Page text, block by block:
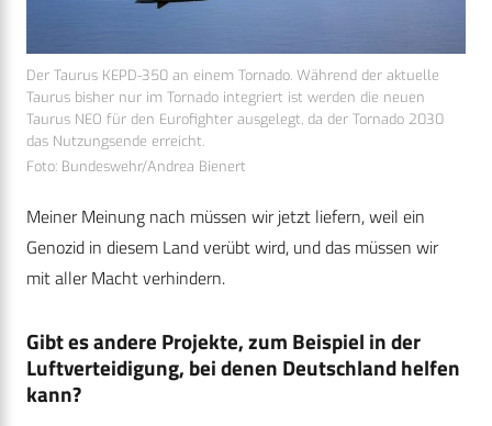
Der Taurus KEPD-350 an einem Tornado. Während der aktuelle
Taurus bisher nur im Tornado integriert ist werden die neuen
Taurus NEO für den Eurofighter ausgelegt, da der Tornado 2030
das Nutzungsende erreicht.
Foto: Bundeswehr/Andrea Bienert
Meiner Meinung nach müssen wir jetzt liefern, weil ein
Genozid in diesem Land verübt wird, und das müssen wir
mit aller Macht verhindern.
Gibt es andere Projekte, zum Beispiel in der
Luftverteidigung, bei denen Deutschland helfen
kann?